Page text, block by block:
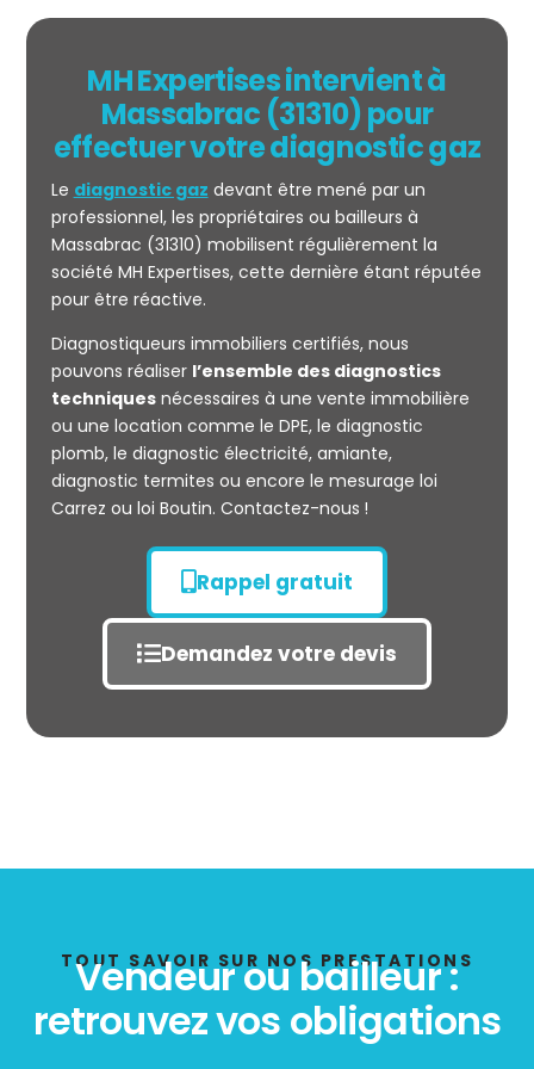
Mesurage
CARREZ
POLLUTION
MH Expertises intervient à
Massabrac (31310) pour
effectuer votre diagnostic gaz
Le diagnostic gaz devant être mené par un
professionnel, les propriétaires ou bailleurs à
Massabrac (31310) mobilisent régulièrement la
société MH Expertises, cette dernière étant réputée
pour être réactive.
Diagnostiqueurs immobiliers certifiés, nous
pouvons réaliser l’ensemble des diagnostics
techniquesnécessaires à une vente immobilière
ou une location comme le DPE, le diagnostic
plomb, le diagnostic électricité, amiante,
diagnostic termites ou encore le mesurage loi
Carrez ou loi Boutin. Contactez-nous !
Rappel gratuit
Demandez votre devis
TOUT SAVOIR SUR NOS PRESTATIONS
Vendeur ou bailleur :
retrouvez vos obligations